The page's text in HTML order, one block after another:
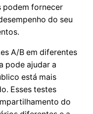
podem fornecer
do seu
A/B em diferentes
pode ajudar a
está mais
Esses testes
do